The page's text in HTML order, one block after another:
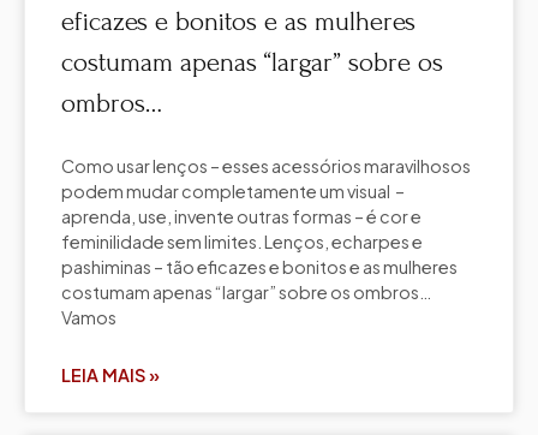
eficazes e bonitos e as mulheres
costumam apenas “largar” sobre os
ombros…
Como usar lenços – esses acessórios maravilhosos
podem mudar completamente um visual –
aprenda, use, invente outras formas – é cor e
feminilidade sem limites. Lenços, echarpes e
pashiminas – tão eficazes e bonitos e as mulheres
costumam apenas “largar” sobre os ombros…
Vamos
LEIA MAIS »